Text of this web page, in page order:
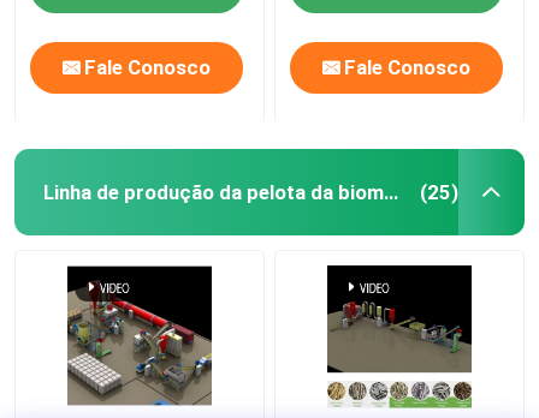
Fale Conosco Fale Conosco
Linha de produção da pelota da biomassa (25)